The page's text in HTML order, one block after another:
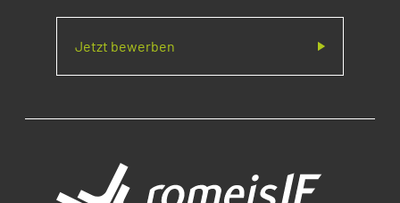
Jetzt bewerben